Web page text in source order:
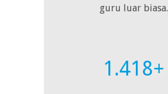
guru luar biasa.
1.418+